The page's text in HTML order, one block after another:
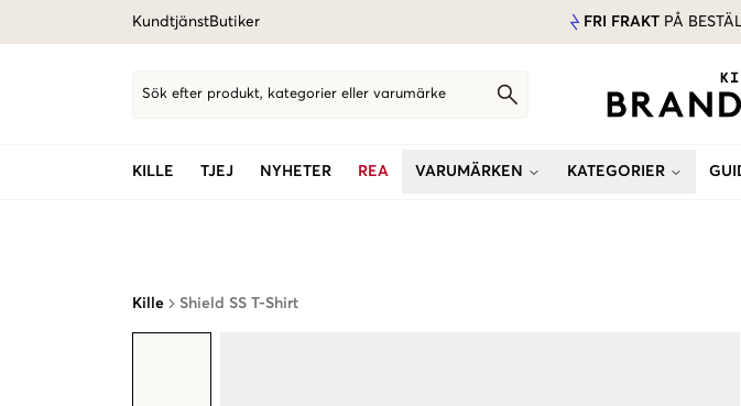
KundtjänstButiker FRI FRAKT PÅ
Sök efter produkt, kategorier eller varumärke
KILLE TJEJ NYHETER REA VARUMÄRKEN KATEGORIER
Kille Shield SS T-Shirt